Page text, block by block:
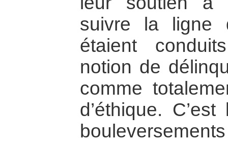
suivre la ligne
étaient
notion de
comme
d’éthique.